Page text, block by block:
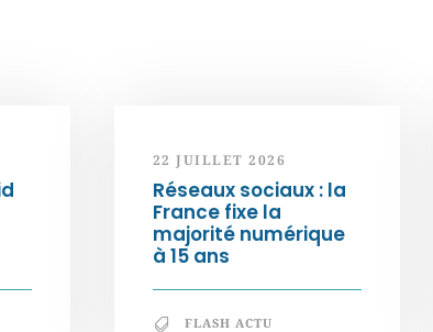
22 JUILLET 2026
Réseaux sociaux : la
France fixe la
majorité numérique
à 15 ans
FLASH ACTU